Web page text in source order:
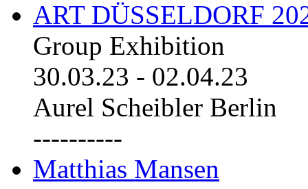
ART DÜSSELDORF
Group Exhibition
30.03.23 - 02.04.23
Aurel Scheibler Berlin
----------
Matthias Mansen